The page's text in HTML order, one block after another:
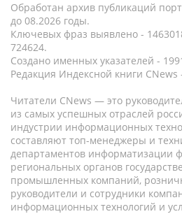
Обработан архив публикаций
до 08.2026 годы.
Ключевых фраз выявлено -
724624.
Создано именных указателей -
Редакция Индексной книги CNews
Читатели CNews — это
из самых успешных отраслей
индустрии информационных
составляют топ-менеджеры и
департаментов информатизации
региональных органов
промышленных компаний,
руководители и сотрудники
информационных технологий и